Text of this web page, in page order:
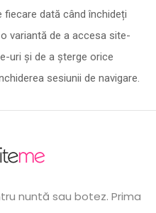
fiecare dată când închideți
variantă de a accesa site-
uri și de a șterge orice
sesiunii de navigare.
nuntă sau botez. Prima